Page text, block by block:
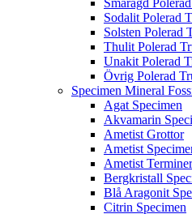
Smaragd
Sodalit Polerad
Solsten Polerad
Thulit Polerad
Unakit Polerad
Övrig Polerad
Specimen Mineral
Agat Specimen
Akvamarin
Ametist Grottor
Ametist
Ametist
Bergkristall
Blå Aragonit
Citrin Specimen